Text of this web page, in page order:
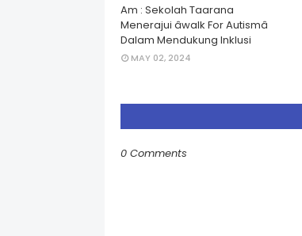
Am : Sekolah Taarana
Menerajui âwalk For Autismâ
Dalam Mendukung Inklusi
MAY 02, 2024
0 Comments